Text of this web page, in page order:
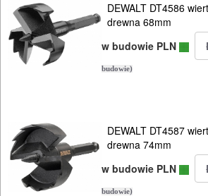
Do
szlif.
taśmowych
wielofunkcyjnych
Do
wiertarek
DEWALT DT4586
drewna 68mm
w budowie PLN
budowie)
DEWALT DT4587
drewna 74mm
w budowie PLN
budowie)